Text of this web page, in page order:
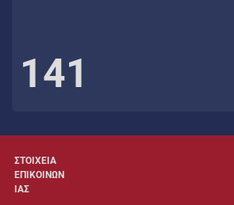
141
ΣΤΟΙΧΕΙΑ
ΕΠΙΚΟΙΝΩΝ
ΙΑΣ